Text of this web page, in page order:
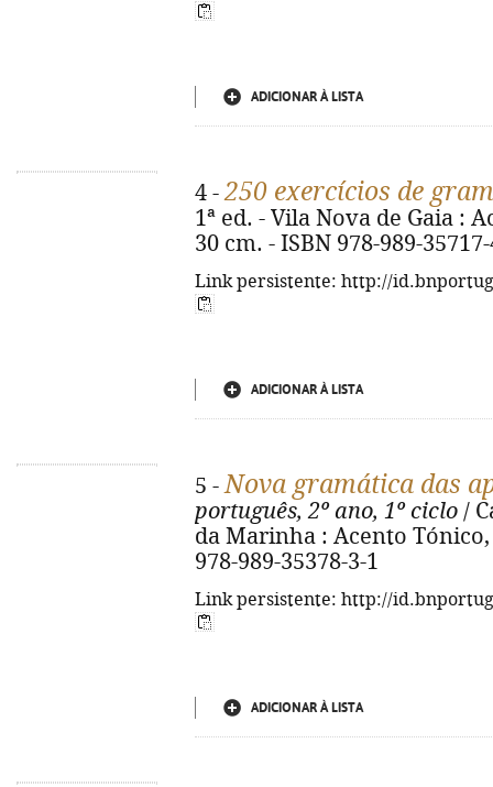
ADICIONAR À LISTA
4 -250 exercícios de
1ª ed. - Vila Nova de Gaia :
30 cm. - ISBN 978-989-
Link persistente: http://
ADICIONAR À LISTA
5 -Nova gramática das
português, 2º ano, 1º ciclo /
da Marinha : Acento Tónico,
978-989-35378-3-1
Link persistente: http://
ADICIONAR À LISTA